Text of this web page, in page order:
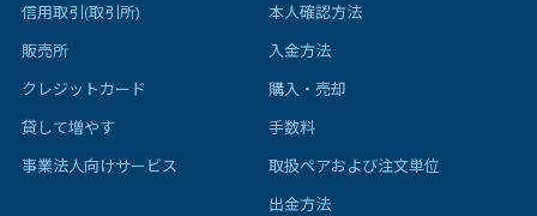
信用取引(取引所)
販売所
クレジットカード
貸して増やす
事業法人向けサービス
本人確認方法
入金方法
購入・売却
手数料
取扱ペアおよび注文単位
出金方法